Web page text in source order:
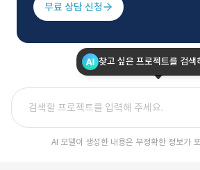
무료 상담 신청
찾고 싶은 프로젝트를 검색
AI 모델이 생성한 내용은 부정확한 정보가